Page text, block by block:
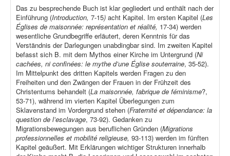
Das zu besprechende Buch ist klar gegliedert und enthält nach der
Einführung (Introduction, 7-15) acht Kapitel. Im ersten Kapitel (Les
Églises de maisonnée: représentation et réalité, 17-34) werden
wesentliche Grundbegriffe erläutert, deren Kenntnis für das
Verständnis der Darlegungen unabdingbar sind. Im zweiten Kapitel
befasst sich B. mit dem Mythos einer Kirche im Untergrund (Ni
cachées, ni confinées: le mythe d’une Église souterraine, 35-52).
Im Mittelpunkt des dritten Kapitels werden Fragen zu den
Freiheiten und den Zwängen der Frauen in der Frühzeit des
Christentums behandelt (La maisonnée, fabrique de féminisme?,
53-71), während im vierten Kapitel Überlegungen zum
Sklavenstand im Vordergrund stehen (Fraternité et dépendance: la
question de l’esclavage, 73-92). Gedanken zu
Migrationsbewegungen aus beruflichen Gründen (Migrations
professionnelles et mobilité religieuse, 93-113) werden im fünften
Kapitel geäußert. Mit Erklärungen wichtiger Strukturen innerhalb